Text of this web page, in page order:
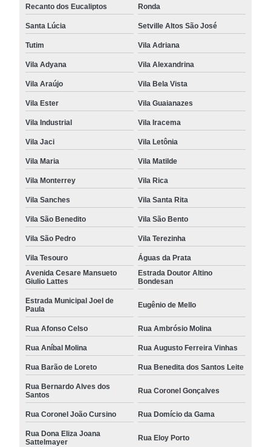
Recanto dos Eucaliptos Ronda
Santa Lúcia Setville Altos São José
Tutim Vila Adriana
Vila Adyana Vila Alexandrina
Vila Araújo Vila Bela Vista
Vila Ester Vila Guaianazes
Vila Industrial Vila Iracema
Vila Jaci Vila Letônia
Vila Maria Vila Matilde
Vila Monterrey Vila Rica
Vila Sanches Vila Santa Rita
Vila São Benedito Vila São Bento
Vila São Pedro Vila Terezinha
Vila Tesouro
Águas da Prata
Avenida Cesare Mansueto
Giulio Lattes
Estrada Doutor Altino
Bondesan
Estrada Municipal Joel de
Paula
Eugênio de Mello
Rua Afonso Celso Rua Ambrósio Molina
Rua Aníbal Molina Rua Augusto Ferreira Vinhas
Rua Barão de Loreto Rua Benedita dos Santos Leite
Rua Bernardo Alves dos
Santos
Rua Coronel Gonçalves
Rua Coronel João Cursino Rua Domício da Gama
Rua Dona Eliza Joana
Sattelmayer
Rua Eloy Porto